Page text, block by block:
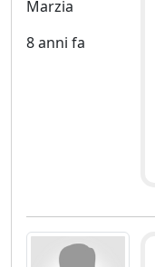
Marzia
8 anni fa